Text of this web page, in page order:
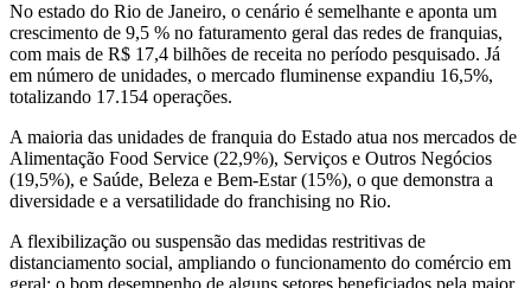
No estado do Rio de Janeiro, o cenário é semelhante e aponta um
crescimento de 9,5 % no faturamento geral das redes de franquias,
com mais de R$ 17,4 bilhões de receita no período pesquisado. Já
em número de unidades, o mercado fluminense expandiu 16,5%,
totalizando 17.154 operações.
A maioria das unidades de franquia do Estado atua nos mercados de
Alimentação Food Service (22,9%), Serviços e Outros Negócios
(19,5%), e Saúde, Beleza e Bem-Estar (15%), o que demonstra a
diversidade e a versatilidade do franchising no Rio.
A flexibilização ou suspensão das medidas restritivas de
distanciamento social, ampliando o funcionamento do comércio em